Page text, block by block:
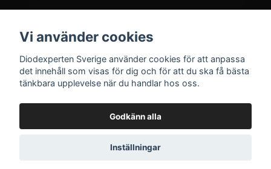
Sociala medier
© 2026 Diodexperten Sverige
Vi använder cookies
Diodexperten Sverige använder cookies för att anpassa
det innehåll som visas för dig och för att du ska få bästa
tänkbara upplevelse när du handlar hos oss.
Godkänn alla
Inställningar